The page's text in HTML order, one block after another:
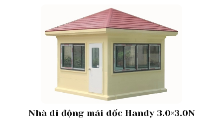
Nhà di động mái dốc Handy 3.0×3.0N